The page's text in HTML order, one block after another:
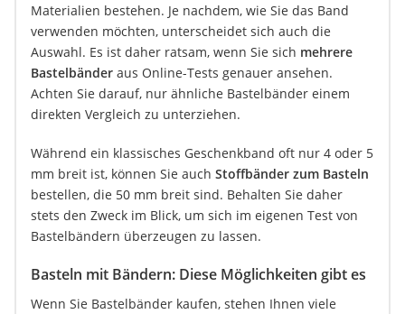
Materialien bestehen. Je nachdem, wie Sie das Band
verwenden möchten, unterscheidet sich auch die
Auswahl. Es ist daher ratsam, wenn Sie sich mehrere
Bastelbänder aus Online-Tests genauer ansehen.
Achten Sie darauf, nur ähnliche Bastelbänder einem
direkten Vergleich zu unterziehen.
Während ein klassisches Geschenkband oft nur 4 oder 5
mm breit ist, können Sie auch Stoffbänder zum Basteln
bestellen, die 50 mm breit sind. Behalten Sie daher
stets den Zweck im Blick, um sich im eigenen Test von
Bastelbändern überzeugen zu lassen.
Basteln mit Bändern: Diese Möglichkeiten gibt es
Wenn Sie Bastelbänder kaufen, stehen Ihnen viele